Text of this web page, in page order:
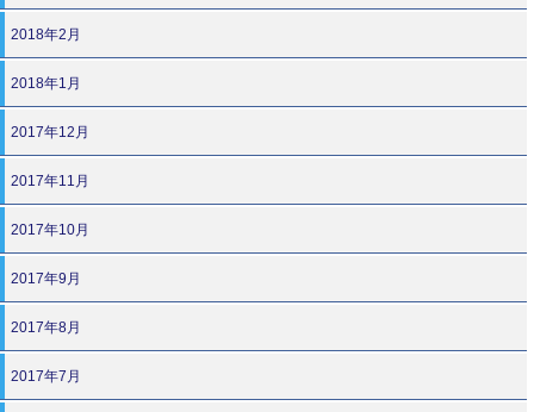
2018年2月
2018年1月
2017年12月
2017年11月
2017年10月
2017年9月
2017年8月
2017年7月